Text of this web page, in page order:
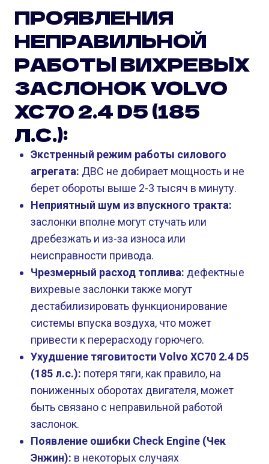
ПРОЯВЛЕНИЯ
НЕПРАВИЛЬНОЙ
РАБОТЫ ВИХРЕВЫХ
ЗАСЛОНОК VOLVO
XC70 2.4 D5 (185
Л.С.):
Экстренный режим работы силового
агрегата: ДВС не добирает мощность и не
берет обороты выше 2-3 тысяч в минуту.
Неприятный шум из впускного тракта:
заслонки вполне могут стучать или
дребезжать и из-за износа или
неисправности привода.
Чрезмерный расход топлива: дефектные
вихревые заслонки также могут
дестабилизировать функционирование
системы впуска воздуха, что может
привести к перерасходу горючего.
Ухудшение тяговитости Volvo XC70 2.4 D5
(185 л.с.): потеря тяги, как правило, на
пониженных оборотах двигателя, может
быть связано с неправильной работой
заслонок.
Появление ошибки Check Engine (Чек
Энжин): в некоторых случаях